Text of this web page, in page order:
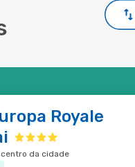
Royale
centro da cidade